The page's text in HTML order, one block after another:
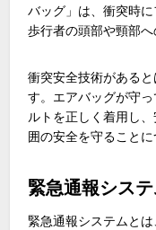
バッグ」は、衝突時に
歩行者の頭部や頸部へ
衝突安全技術がある
す。エアバッグが守
ルトを正しく着用し
囲の安全を守ることに
緊急通報シス
緊急通報システムとは